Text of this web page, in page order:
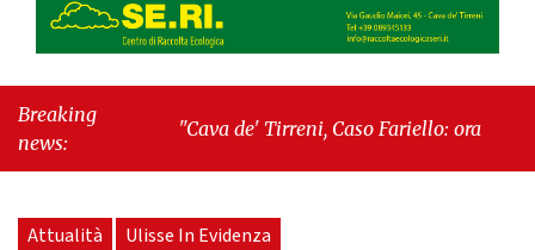
Breaking
news:
"Cava de' Tirreni, Caso Fariello: ora torniamo ai
Attualità Ulisse In Evidenza